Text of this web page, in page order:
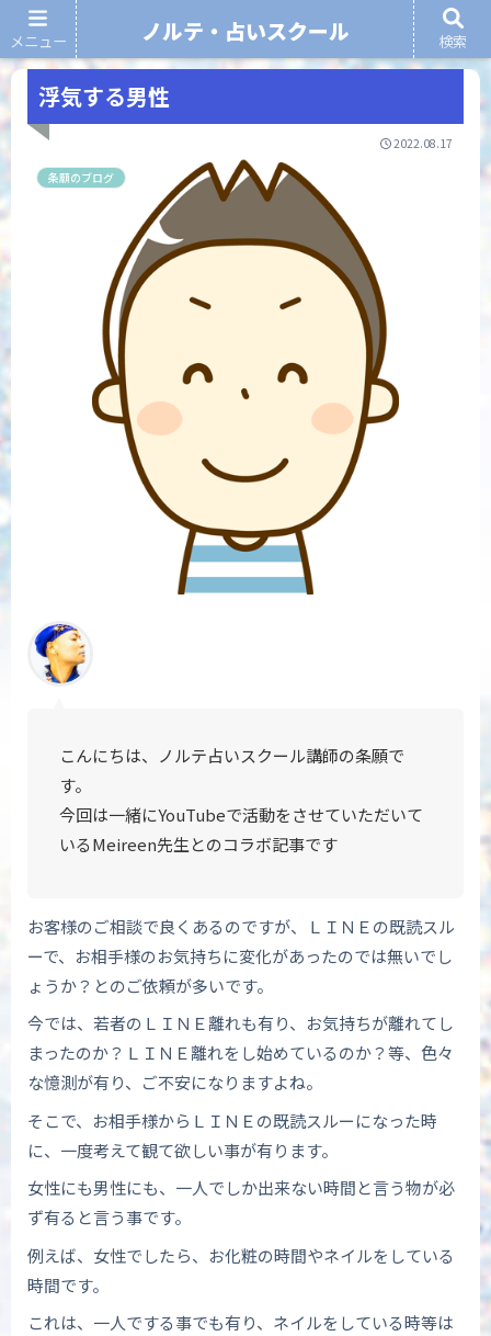
ノルテ・占いスクール
浮気する男性
2022.08.17
条願のブログ
こんにちは、ノルテ占いスクール講師の条願で
す。
今回は一緒にYouTubeで活動をさせていただいて
いるMeireen先生とのコラボ記事です
お客様のご相談で良くあるのですが、ＬＩＮＥの既読スル
ーで、お相手様のお気持ちに変化があったのでは無いでし
ょうか？とのご依頼が多いです。
今では、若者のＬＩＮＥ離れも有り、お気持ちが離れてし
まったのか？ＬＩＮＥ離れをし始めているのか？等、色々
な憶測が有り、ご不安になりますよね。
そこで、お相手様からＬＩＮＥの既読スルーになった時
に、一度考えて観て欲しい事が有ります。
女性にも男性にも、一人でしか出来ない時間と言う物が必
ず有ると言う事です。
例えば、女性でしたら、お化粧の時間やネイルをしている
時間です。
これは、一人でする事でも有り、ネイルをしている時等は
メニュー ノルテ・占いスクール 検索